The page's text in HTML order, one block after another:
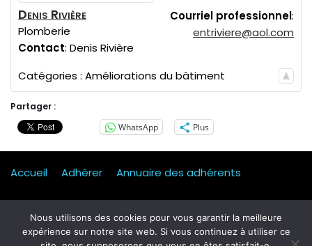
Denis Rivière
Plomberie
Contact: Denis Rivière
Courriel professionnel:
entriviere@aol.com
Catégories : Améliorations du bâtiment
Partager :
WhatsApp
Plus
Accueil Adhérer Annuaire des adhérents
Actualités Presse Mentions légales Statuts
Mobilité, transport & logistique Contact
Nous utilisons des cookies pour vous garantir la meilleure
expérience sur notre site web. Si vous continuez à utiliser ce